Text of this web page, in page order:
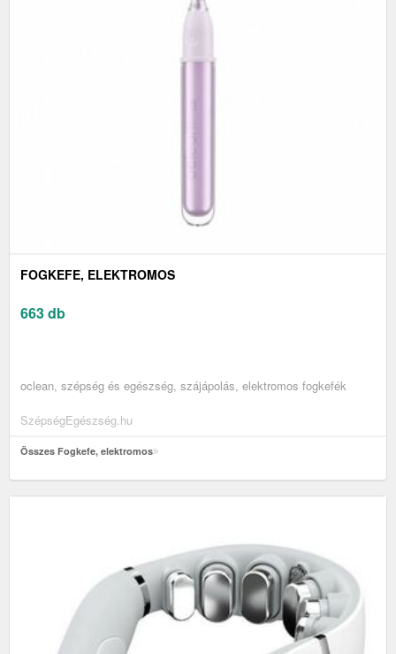
FOGKEFE, ELEKTROMOS
663 db
oclean, szépség és egészség, szájápolás, elektromos fogkefék
SzépségEgészség.hu
Összes Fogkefe, elektromos